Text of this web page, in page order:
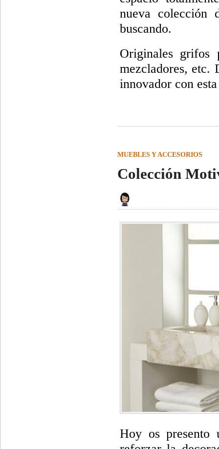
nueva colección
buscando.
Originales grifos
mezcladores, etc.
innovador con
MUEBLES Y ACCESORIOS
Colección
Hoy os presento